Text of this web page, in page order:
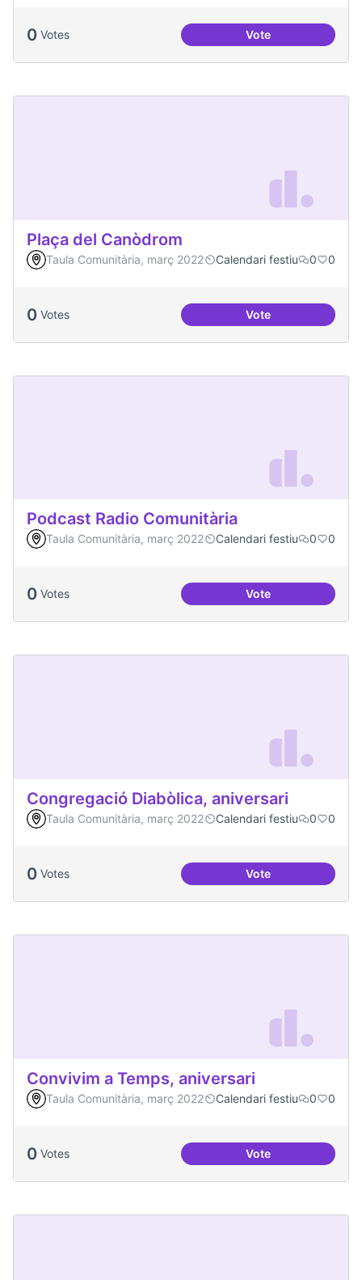
0 Votes VoteDia Mundial de la
Plaça del Canòdrom
Taula Comunitària, març 2022 Calendari festiu 0 0
0 Votes VotePlaça del
Podcast Radio Comunitària
Taula Comunitària, març 2022 Calendari festiu 0 0
0 Votes VotePodcast Radio
Congregació Diabòlica, aniversari
Taula Comunitària, març 2022 Calendari festiu 0 0
0 Votes VoteCongregació
Convivim a Temps, aniversari
Taula Comunitària, març 2022 Calendari festiu 0 0
0 Votes VoteConvivim a